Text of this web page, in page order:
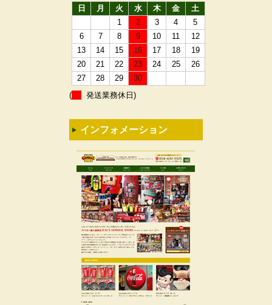
日
月 火 水 木 金
土
1
2 3 4
5
6
7 8 9 10 11
12
13
14 15 16 17 18
19
20
21 22 23 24 25
26
27
28 29
30
(
発送業務休日)
インフォメーション